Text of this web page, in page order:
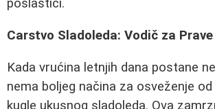
poslastici.
Carstvo Sladoleda: Vodič za
Kada vrućina letnjih dana postane
nema boljeg načina za osveženje
kugle ukusnog sladoleda. Ova